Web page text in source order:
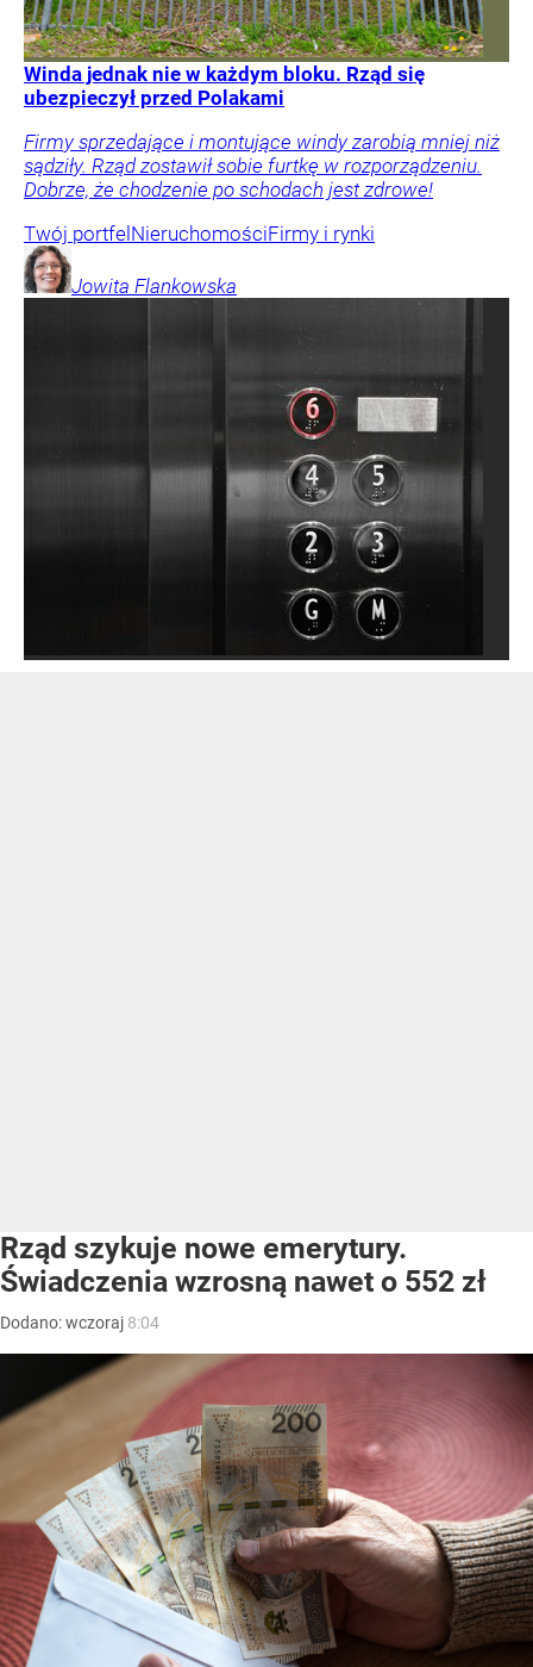
Winda jednak nie w każdym bloku. Rząd się
ubezpieczył przed Polakami
Firmy sprzedające i montujące windy zarobią mniej niż
sądziły. Rząd zostawił sobie furtkę w rozporządzeniu.
Dobrze, że chodzenie po schodach jest zdrowe!
Twój portfelNieruchomościFirmy i rynki
Jowita Flankowska
Rząd szykuje nowe emerytury.
Świadczenia wzrosną nawet o 552 zł
Dodano:wczoraj 8:04